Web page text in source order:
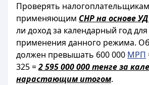
Проверять
применяющим СНР на основе УД
ли доход за календарный год
применения данного режима.
должен превышать 600 000 МРП
325 =2 595 000 000 тенге за
нарастающим итогом.